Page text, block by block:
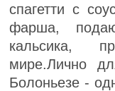
спагетти с
фарша,
кальсика,
мире.Лично
Болоньезе -